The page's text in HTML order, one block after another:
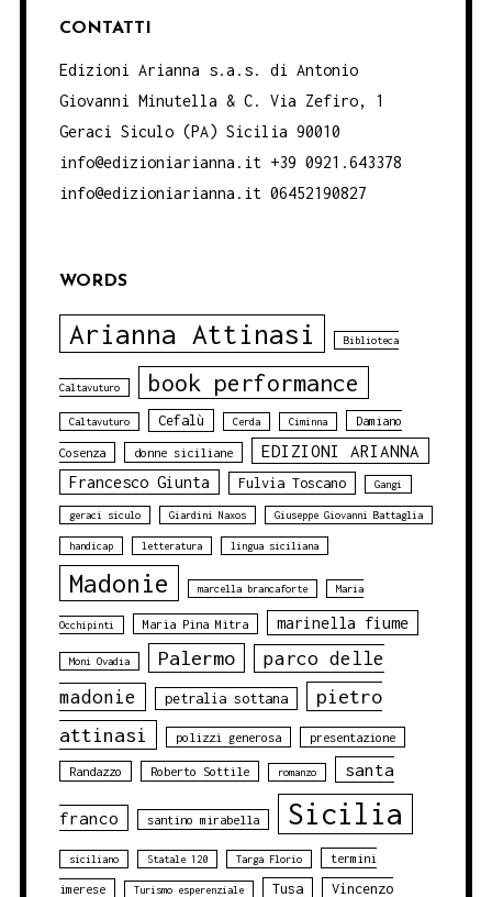
CONTATTI
Edizioni Arianna s.a.s. di Antonio
Giovanni Minutella & C. Via Zefiro, 1
Geraci Siculo (PA) Sicilia 90010
info@edizioniarianna.it +39 0921.643378
info@edizioniarianna.it 06452190827
WORDS
Arianna Attinasi Biblioteca
Caltavuturo book performance
Caltavuturo Cefalù Cerda Ciminna Damiano
Cosenza donne siciliane EDIZIONI ARIANNA
Francesco Giunta Fulvia Toscano Gangi
geraci siculo Giardini Naxos Giuseppe Giovanni Battaglia
handicap letteratura lingua siciliana
Madonie marcella brancaforte Maria
Occhipinti Maria Pina Mitra marinella fiume
Moni Ovadia Palermo
parco delle
madonie
petralia sottana
pietro
attinasi
polizzi generosa presentazione
Randazzo Roberto Sottile romanzo santa
franco santino mirabella Sicilia
siciliano Statale 120 Targa Florio termini
imerese Turismo esperenziale Tusa Vincenzo